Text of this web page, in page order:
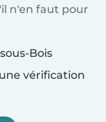
n'en faut pour
Bois
vérification